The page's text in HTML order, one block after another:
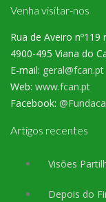
Venha visitar-nos
Rua de Aveiro nº119
4900-495 Viana do
E-mail: geral@fcan.pt
Web: www.fcan.pt
Facebook:
Artigos recentes
Visões
Depois do